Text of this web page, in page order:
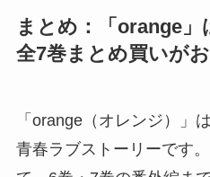
まとめ：「orange
全7巻まとめ買いが
「orange（オレンジ）」
青春ラブストーリーです